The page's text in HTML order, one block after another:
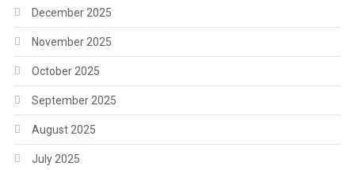
December 2025
November 2025
October 2025
September 2025
August 2025
July 2025